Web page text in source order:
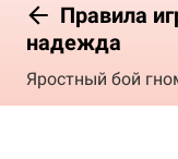
Правила
надежда
Яростный бой